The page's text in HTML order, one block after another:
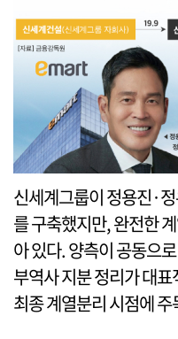
신세계그룹이 정용진·
를 구축했지만, 완전한
아 있다. 양측이 공동으
부역사 지분 정리가 대
최종 계열분리 시점에